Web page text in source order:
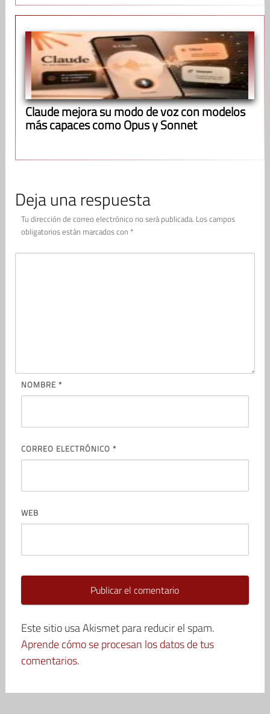
Claude mejora su modo de voz con modelos
más capaces como Opus y Sonnet
Deja una respuesta
Tu dirección de correo electrónico no será publicada. Los campos
obligatorios están marcados con *
NOMBRE *
CORREO ELECTRÓNICO *
WEB
Este sitio usa Akismet para reducir el spam.
Aprende cómo se procesan los datos de tus
comentarios.